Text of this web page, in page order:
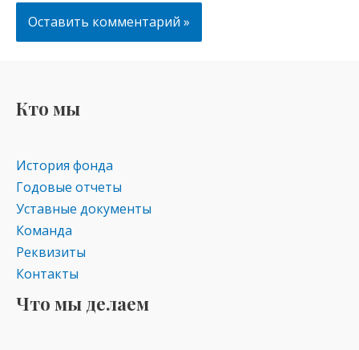
Кто мы
История фонда
Годовые отчеты
Уставные документы
Команда
Реквизиты
Контакты
Что мы делаем